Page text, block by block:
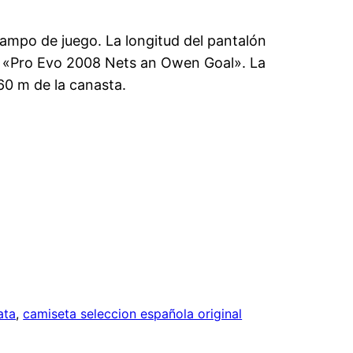
de juego. La longitud del pantalón
Evo 2008 Nets an Owen Goal». La
m de la canasta.
, camiseta seleccion española original